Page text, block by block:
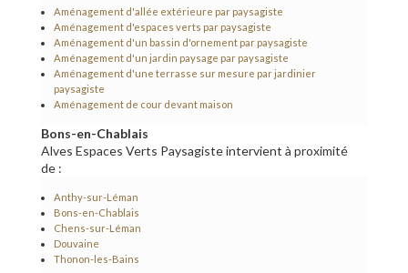
Aménagement d'allée extérieure par paysagiste
Aménagement d'espaces verts par paysagiste
Aménagement d'un bassin d'ornement par paysagiste
Aménagement d'un jardin paysage par paysagiste
Aménagement d'une terrasse sur mesure par jardinier
paysagiste
Aménagement de cour devant maison
Bons-en-Chablais
Alves Espaces Verts Paysagiste intervient à proximité
de :
Anthy-sur-Léman
Bons-en-Chablais
Chens-sur-Léman
Douvaine
Thonon-les-Bains